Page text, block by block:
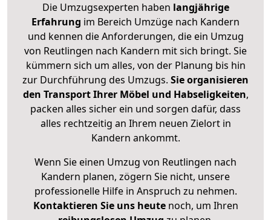
Die Umzugsexperten haben langjährige
Erfahrung im Bereich Umzüge nach Kandern
und kennen die Anforderungen, die ein Umzug
von Reutlingen nach Kandern mit sich bringt. Sie
kümmern sich um alles, von der Planung bis hin
zur Durchführung des Umzugs. Sie organisieren
den Transport Ihrer Möbel und Habseligkeiten,
packen alles sicher ein und sorgen dafür, dass
alles rechtzeitig an Ihrem neuen Zielort in
Kandern ankommt.
Wenn Sie einen Umzug von Reutlingen nach
Kandern planen, zögern Sie nicht, unsere
professionelle Hilfe in Anspruch zu nehmen.
Kontaktieren Sie uns heutenoch, um Ihren